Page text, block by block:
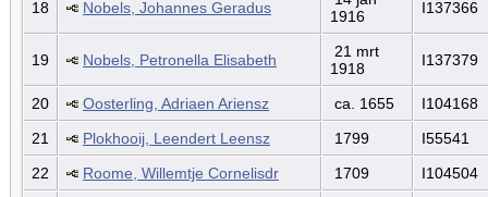
18 Nobels, Johannes Geradus
1916
I137366
19 Nobels, Petronella Elisabeth
21 mrt
1918
I137379
20 Oosterling, Adriaen Ariensz ca. 1655
I104168
21
Plokhooij, Leendert Leensz 1799
I55541
22
Roome, Willemtje Cornelisdr 1709
I104504